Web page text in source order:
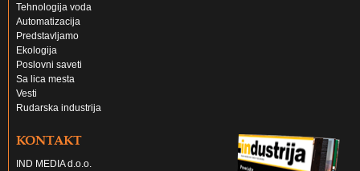
Tehnologija voda
Automatizacija
Predstavljamo
Ekologija
Poslovni saveti
Sa lica mesta
Vesti
Rudarska industrija
KONTAKT
IND MEDIA d.o.o.